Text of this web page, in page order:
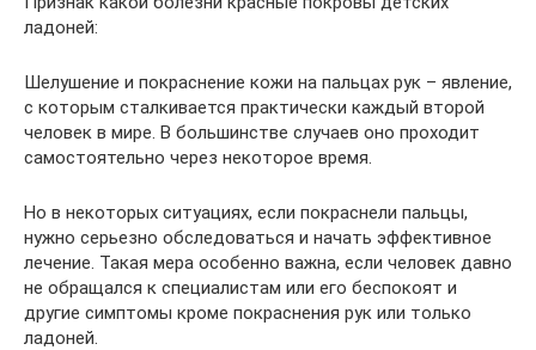
ладоней:
Шелушение и покраснение кожи на пальцах рук – явление,
с которым сталкивается практически каждый второй
человек в мире. В большинстве случаев оно проходит
самостоятельно через некоторое время.
Но в некоторых ситуациях, если покраснели пальцы,
нужно серьезно обследоваться и начать эффективное
лечение. Такая мера особенно важна, если человек давно
не обращался к специалистам или его беспокоят и
другие симптомы кроме покраснения рук или только
ладоней.